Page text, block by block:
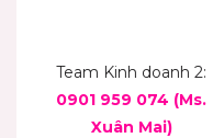
Team Kinh doanh 2:
0901 959 074 (Ms.
Xuân Mai)